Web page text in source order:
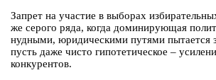
Запрет на участие в выборах
же серого ряда, когда доминирующая
нудными, юридическими путями пытается
пусть даже чисто гипотетическое –
конкурентов.